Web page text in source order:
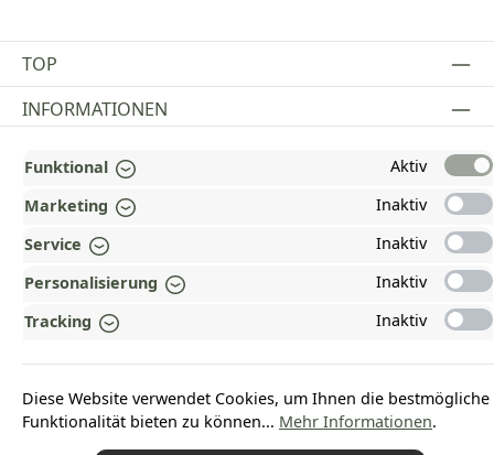
TOP
Vertrag widerrufen
INFORMATIONEN
GESETZLICHE INFORMATIONEN
ZAHLUNGS- UND VERSANDARTEN
AUSGEZEICHNET UND ZERTIFIZIERT!
WARUM HEAD-SHOP.DE?
UNSERE COMMUNITIES
Funktional
Aktiv
Marketing
Inaktiv
Service
Inaktiv
Personalisierung
Inaktiv
Tracking
Inaktiv
Diese Website verwendet Cookies, um Ihnen die bestmögliche
Funktionalität bieten zu können... Mehr Informationen.